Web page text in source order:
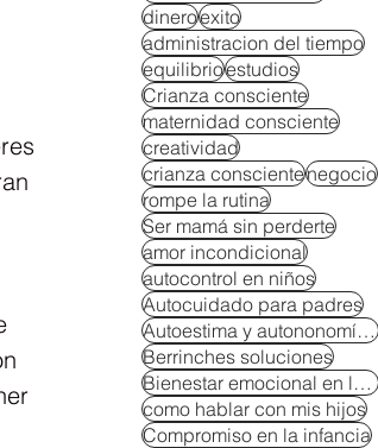
dineroexito
administracion del tiempo
equilibrioestudios
Crianza consciente
maternidad consciente
creatividad
crianza conscientenegocio
rompe la rutina
Ser mamá sin perderte
amor incondicional
autocontrol en niños
Autocuidado para padres
Autoestima y autononomía en niños
Berrinches soluciones
Bienestar emocional en la crianza
como hablar con mis hijos
Compromiso en la infancia